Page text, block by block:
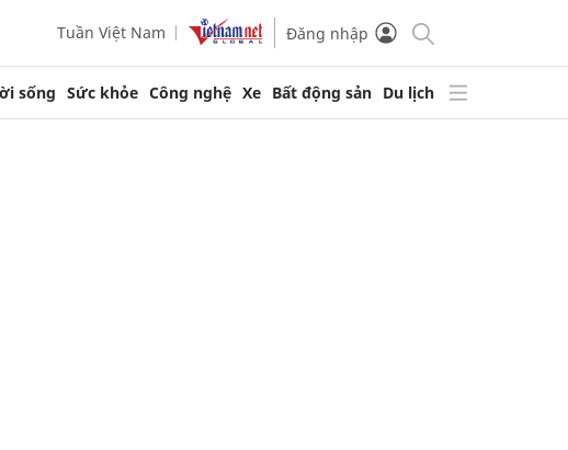
Tuần Việt Nam Đăng nhập
sống Sức khỏe Công nghệ Xe Bất động sản Du lịch